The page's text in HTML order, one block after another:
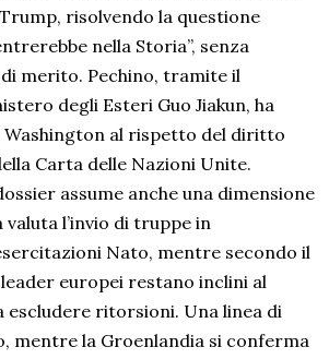
risolvendo la questione
nella Storia”, senza
merito. Pechino, tramite il
degli Esteri Guo Jiakun, ha
al rispetto del diritto
Carta delle Nazioni Unite.
assume anche una dimensione
l’invio di truppe in
Nato, mentre secondo il
europei restano inclini al
escludere ritorsioni. Una linea di
mentre la Groenlandia si conferma